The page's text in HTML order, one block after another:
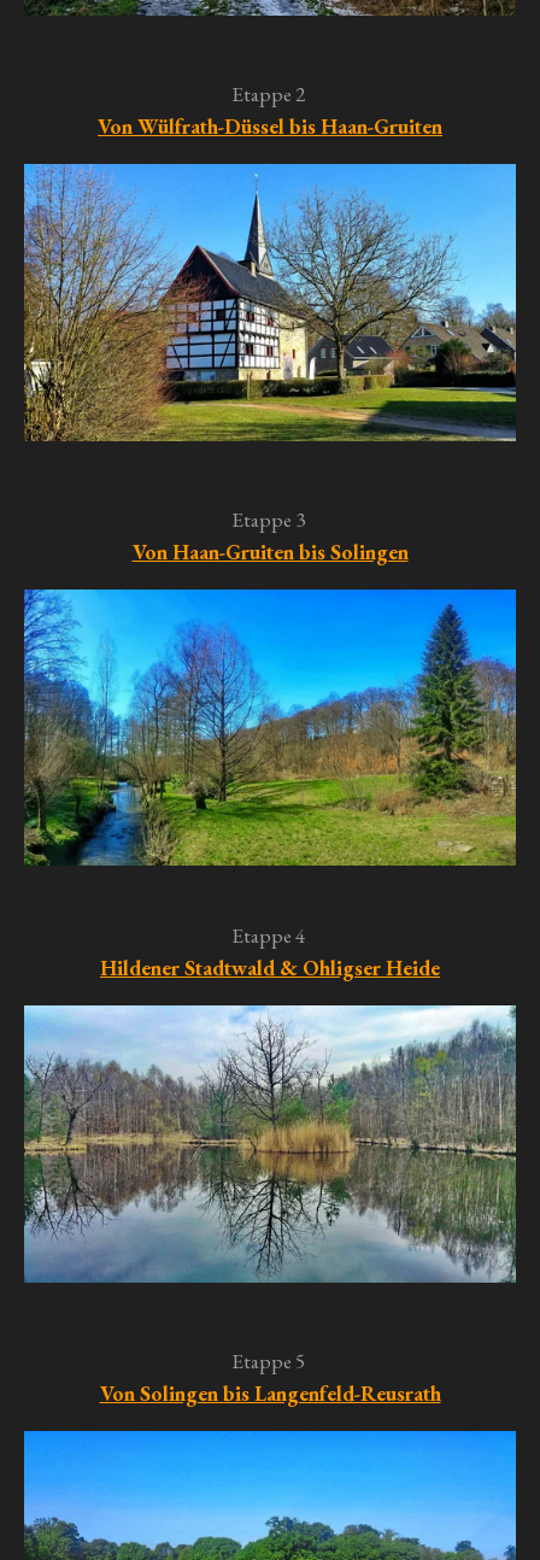
Etappe 2
Von Wülfrath-Düssel bis Haan-Gruiten
Etappe 3
Von Haan-Gruiten bis Solingen
Etappe 4
Hildener Stadtwald & Ohligser Heide
Etappe 5
Von Solingen bis Langenfeld-Reusrath